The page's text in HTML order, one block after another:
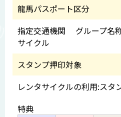
龍馬パスポート区分
指定交通機関 グループ名
サイクル
スタンプ押印対象
レンタサイクルの利用:スタ
特典